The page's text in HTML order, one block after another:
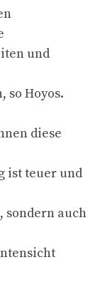
und
so Hoyos.
diese
ist teuer und
sondern auch